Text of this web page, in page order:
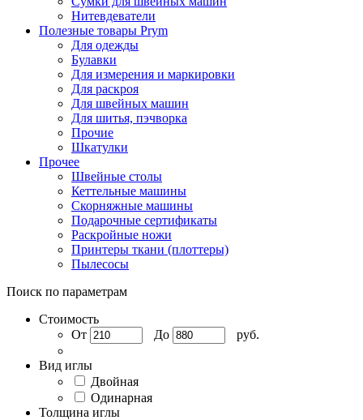
Нитевдеватели
Полезные товары Prym
Для одежды
Булавки
Для измерения и маркировки
Для раскроя
Для швейных машин
Для шитья, пэчворка
Прочие
Шкатулки
Прочее
Швейные столы
Кеттельные машины
Скорняжные машины
Подарочные сертификаты
Раскройные ножи
Принтеры ткани (плоттеры)
Пылесосы
Поиск по параметрам
Стоимость
От
До руб.
Вид иглы
Двойная
Одинарная
Толщина иглы